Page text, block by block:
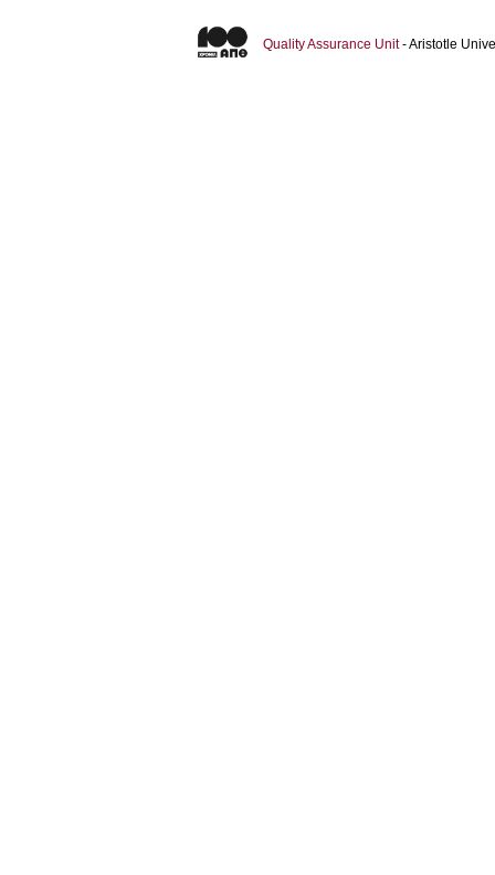
Quality Assurance Unit- Aristotle